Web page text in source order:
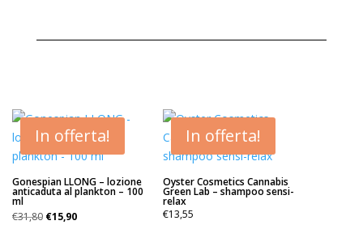
In offerta!
Gonespian LLONG – lozione
anticaduta al plankton – 100
ml
€31,80 Il€15,90Il
In offerta!
Oyster Cosmetics Cannabis
Green Lab – shampoo sensi-
relax
€13,55